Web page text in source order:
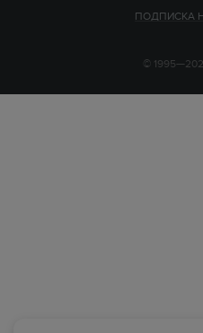
ПОДПИСКА
©